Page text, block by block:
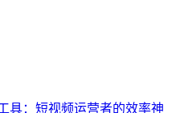
具：短视频运营者的效率神